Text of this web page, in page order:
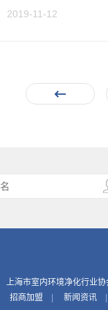
2019-11-12
上海市室内环境净化行业协
招商加盟 新闻资讯